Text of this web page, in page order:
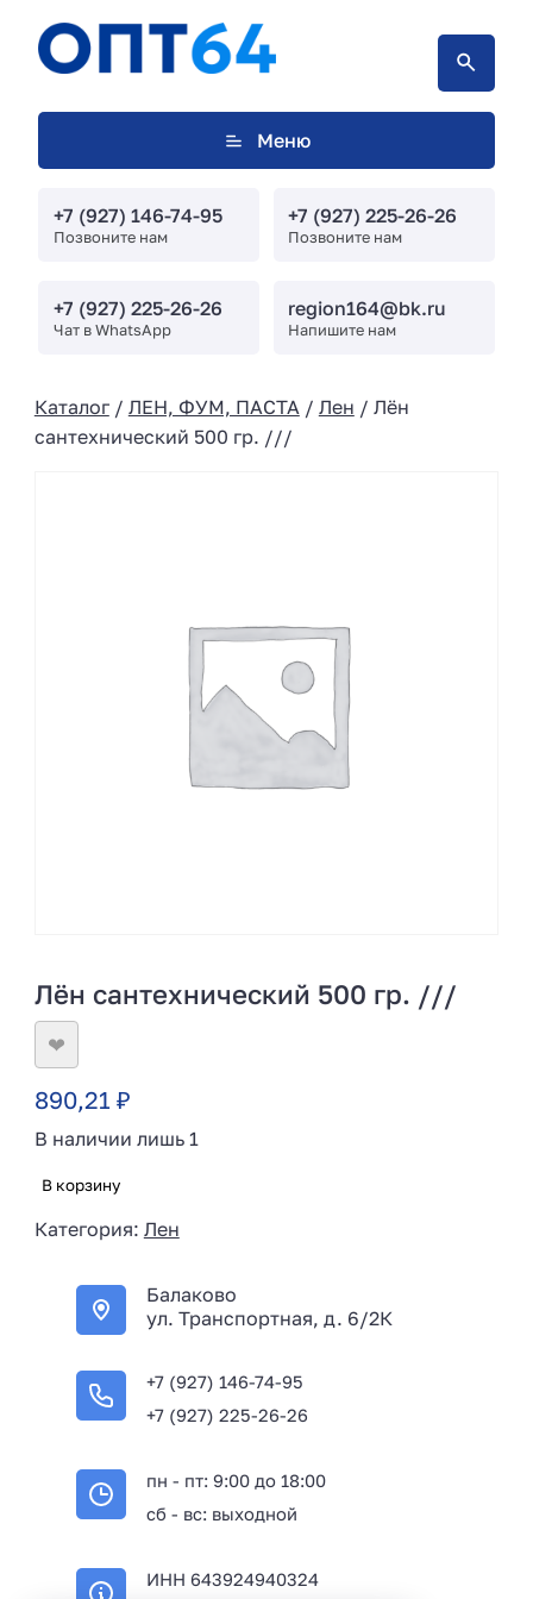
Меню
+7 (927) 146-74-95
Позвоните нам
+7 (927) 225-26-26
Позвоните нам
+7 (927) 225-26-26
Чат в WhatsApp
region164@bk.ru
Напишите нам
Каталог/ ЛЕН, ФУМ, ПАСТА / Лен / Лён
сантехнический 500 гр. ///
Лён сантехнический 500 гр. ///
❤
890,21 ₽
В наличии лишь 1
В корзину
Категория: Лен
Балаково
ул. Транспортная, д. 6/2К
+7 (927) 146-74-95
+7 (927) 225-26-26
пн - пт: 9:00 до 18:00
сб - вс: выходной
ИНН 643924940324